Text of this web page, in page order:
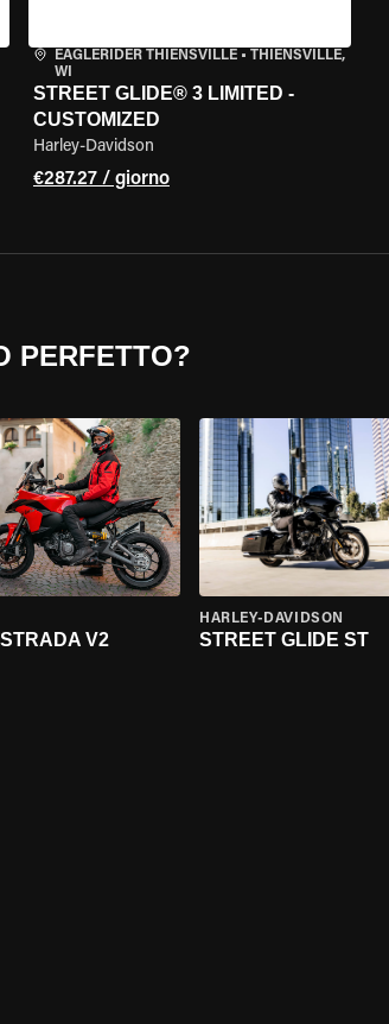
EAGLERIDER THIENSVILLE• THIENSVILLE,
WI
STREET GLIDE® 3 LIMITED -
CUSTOMIZED
Harley-Davidson
€287.27 / giorno
PERFETTO?
V2
HARLEY-DAVIDSON
STREET GLIDE ST